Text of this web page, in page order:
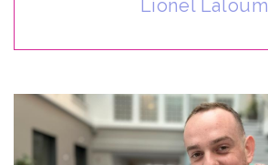
Lionel Laloum